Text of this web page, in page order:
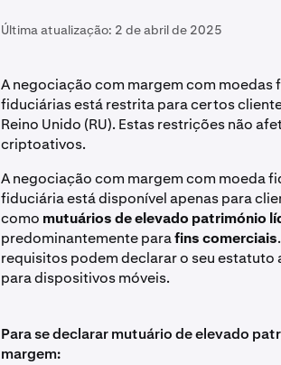
Última atualização: 2 de abril de 2025
A negociação com margem com
fiduciárias está restrita para certos
Reino Unido (RU). Estas restrições não
criptoativos.
A negociação com margem com moeda
fiduciária está disponível apenas para
como mutuários de elevado património
predominantemente parafins comerciais
requisitos podem declarar o seu estatuto
para dispositivos móveis.
Para se declarar mutuário de elevado
margem: